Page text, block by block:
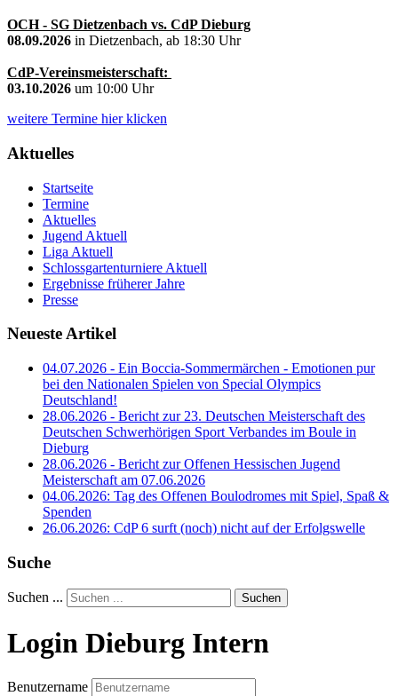
OCH - SG Dietzenbach vs. CdP Dieburg
08.09.2026 in Dietzenbach, ab 18:30 Uhr
CdP-Vereinsmeisterschaft:
03.10.2026 um 10:00 Uhr
weitere Termine hier klicken
Aktuelles
Startseite
Termine
Aktuelles
Jugend Aktuell
Liga Aktuell
Schlossgartenturniere Aktuell
Ergebnisse früherer Jahre
Presse
Neueste Artikel
04.07.2026 - Ein Boccia-Sommermärchen - Emotionen pur
bei den Nationalen Spielen von Special Olympics
Deutschland!
28.06.2026 - Bericht zur 23. Deutschen Meisterschaft des
Deutschen Schwerhörigen Sport Verbandes im Boule in
Dieburg
28.06.2026 - Bericht zur Offenen Hessischen Jugend
Meisterschaft am 07.06.2026
04.06.2026: Tag des Offenen Boulodromes mit Spiel, Spaß &
Spenden
26.06.2026: CdP 6 surft (noch) nicht auf der Erfolgswelle
Suche
Suchen ... Suchen
Login Dieburg Intern
Benutzername